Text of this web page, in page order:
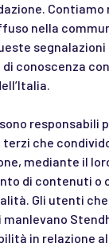
Contiamo
nella
conoscenza
responsabili
terzi che
mediante il
di contenuti o
Gli utenti
in relazione